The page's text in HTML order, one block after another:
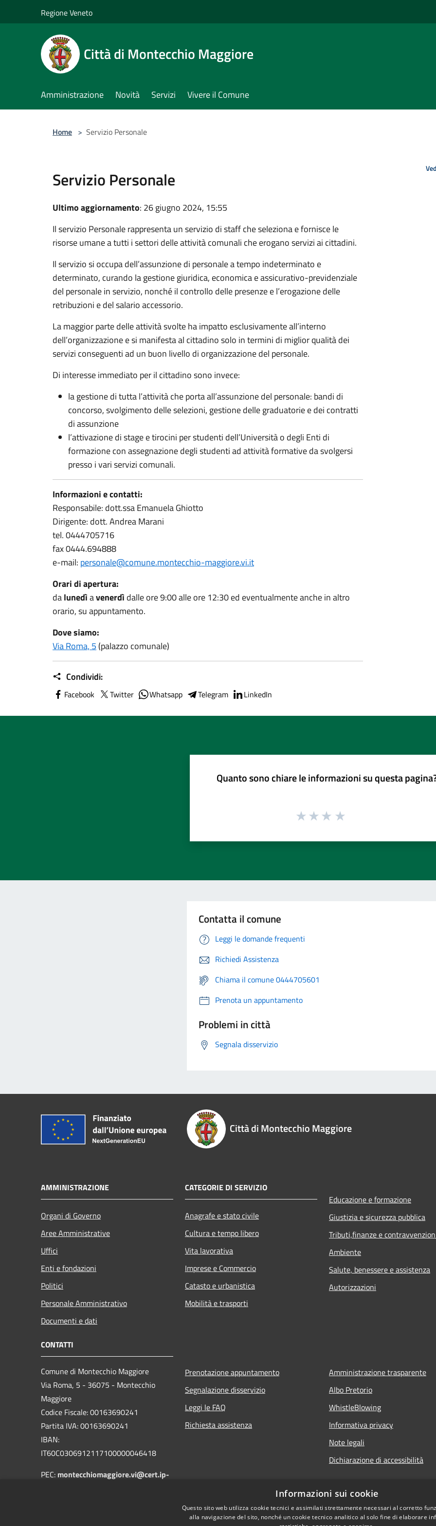
Regione Veneto
Città di Montecchio Maggiore
Amministrazione Novità Servizi Vivere il Comune
Home > Servizio Personale
Servizio Personale
Ultimo aggiornamento: 26 giugno 2024, 15:55
Il servizio Personale rappresenta un servizio di staff che seleziona e fornisce le
risorse umane a tutti i settori delle attività comunali che erogano servizi ai cittadini.
Il servizio si occupa dell’assunzione di personale a tempo indeterminato e
determinato, curando la gestione giuridica, economica e assicurativo-previdenziale
del personale in servizio, nonché il controllo delle presenze e l’erogazione delle
retribuzioni e del salario accessorio.
La maggior parte delle attività svolte ha impatto esclusivamente all’interno
dell’organizzazione e si manifesta al cittadino solo in termini di miglior qualità dei
servizi conseguenti ad un buon livello di organizzazione del personale.
Di interesse immediato per il cittadino sono invece:
la gestione di tutta l’attività che porta all’assunzione del personale: bandi di
concorso, svolgimento delle selezioni, gestione delle graduatorie e dei contratti
di assunzione
l’attivazione di stage e tirocini per studenti dell’Università o degli Enti di
formazione con assegnazione degli studenti ad attività formative da svolgersi
presso i vari servizi comunali.
Informazioni e contatti:
Responsabile: dott.ssa Emanuela Ghiotto
Dirigente: dott. Andrea Marani
tel. 0444705716
fax 0444.694888
e-mail: personale@comune.montecchio-maggiore.vi.it
Orari di apertura:
dalunedìavenerdì dalle ore 9:00 alle ore 12:30 ed eventualmente anche in altro
orario, su appuntamento.
Dove siamo:
Via Roma, 5 (palazzo comunale)
Condividi:
Facebook Twitter Whatsapp Telegram LinkedIn
Quanto sono chiare le informazioni su questa
Contatta il comune
Leggi le domande frequenti
Richiedi Assistenza
Chiama il comune 0444705601
Prenota un appuntamento
Problemi in città
Segnala disservizio
Città di Montecchio Maggiore
AMMINISTRAZIONE
Organi di Governo
Aree Amministrative
Uffici
Enti e fondazioni
Politici
Personale Amministrativo
Documenti e dati
CATEGORIE DI SERVIZIO
Anagrafe e stato civile
Cultura e tempo libero
Vita lavorativa
Imprese e Commercio
Catasto e urbanistica
Mobilità e trasporti
Educazione e formazione
Giustizia e sicurezza pubblica
Tributi,finanze e
Ambiente
Salute, benessere e assistenza
Autorizzazioni
CONTATTI
Comune di Montecchio Maggiore
Via Roma, 5 - 36075 - Montecchio
Maggiore
Codice Fiscale: 00163690241
Partita IVA: 00163690241
IBAN:
IT60C0306912117100000046418
PEC: montecchiomaggiore.vi@cert.ip-
Prenotazione appuntamento
Segnalazione disservizio
Leggi le FAQ
Richiesta assistenza
Amministrazione trasparente
Albo Pretorio
WhistleBlowing
Informativa privacy
Note legali
Dichiarazione di accessibilità
Informazioni sui cookie
Questo sito web utilizza cookie tecnici e assimilati strettamente necessari al corretto
alla navigazione del sito, nonché un cookie tecnico analitico al solo fine di elaborare